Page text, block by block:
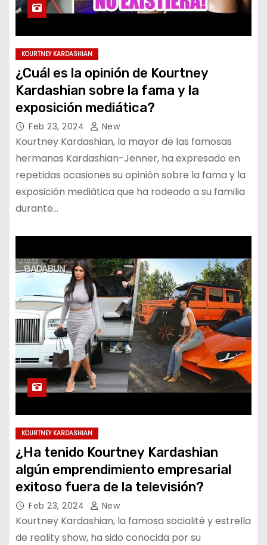
KOURTNEY KARDASHIAN
¿Cuál es la opinión de Kourtney
Kardashian sobre la fama y la
exposición mediática?
Feb 23, 2024 New
Kourtney Kardashian, la mayor de las famosas
hermanas Kardashian-Jenner, ha expresado en
repetidas ocasiones su opinión sobre la fama y la
exposición mediática que ha rodeado a su familia
durante…
KOURTNEY KARDASHIAN
¿Ha tenido Kourtney Kardashian
algún emprendimiento empresarial
exitoso fuera de la televisión?
Feb 23, 2024 New
Kourtney Kardashian, la famosa socialité y estrella
de reality show, ha sido conocida por su